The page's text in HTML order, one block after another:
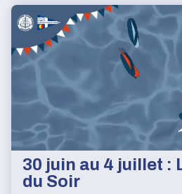
30 juin au 4 juillet :
du Soir